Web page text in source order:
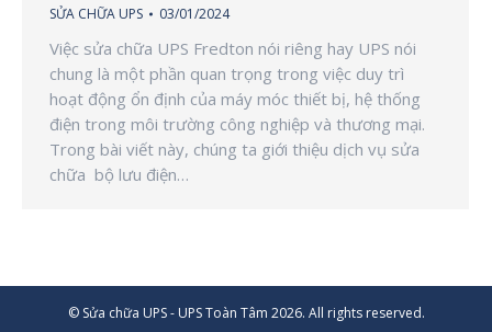
SỬA CHỮA UPS 03/01/2024
Việc sửa chữa UPS Fredton nói riêng hay UPS nói
chung là một phần quan trọng trong việc duy trì
hoạt động ổn định của máy móc thiết bị, hệ thống
điện trong môi trường công nghiệp và thương mại.
Trong bài viết này, chúng ta giới thiệu dịch vụ sửa
chữa bộ lưu điện…
© Sửa chữa UPS - UPS Toàn Tâm 2026. All rights reserved.